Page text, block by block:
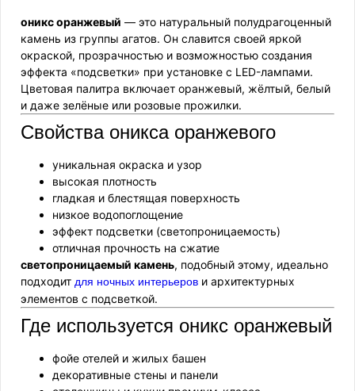
оникс оранжевый — это натуральный полудрагоценный
камень из группы агатов. Он славится своей яркой
окраской, прозрачностью и возможностью создания
эффекта «подсветки» при установке с LED-лампами.
Цветовая палитра включает оранжевый, жёлтый, белый
и даже зелёные или розовые прожилки.
Свойства оникса оранжевого
уникальная окраска и узор
высокая плотность
гладкая и блестящая поверхность
низкое водопоглощение
эффект подсветки (светопроницаемость)
отличная прочность на сжатие
светопроницаемый камень, подобный этому, идеально
подходит для ночных интерьеров и архитектурных
элементов с подсветкой.
Где используется оникс оранжевый
фойе отелей и жилых башен
декоративные стены и панели